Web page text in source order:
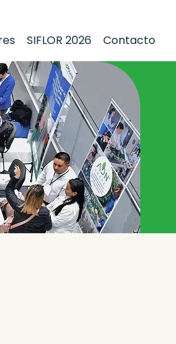
SIFLOR 2026 Contacto